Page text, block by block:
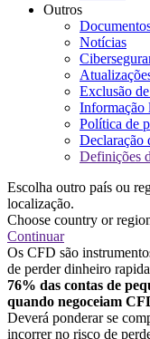
Outros
Notícias
Exclusão
Informação
Política de
Declaração
Definições
Escolha outro país ou
localização.
Choose country or
Continuar
Os CFD são
de perder dinheiro
76% das contas de
quando negoceiam
Deverá ponderar se
incorrer no risco de